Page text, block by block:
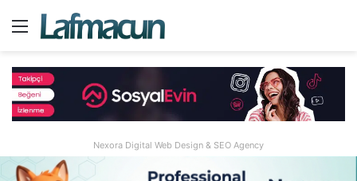
Menü
Nexora Digital Web Design & SEO Agency